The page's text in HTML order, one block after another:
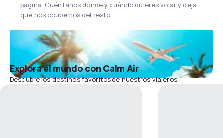
página. Cuéntanos dónde y cuándo quieres volar y deja
que nos ocupemos del resto.
Explora el mundo con Calm Air
Descubre los destinos favoritos de nuestros viajeros